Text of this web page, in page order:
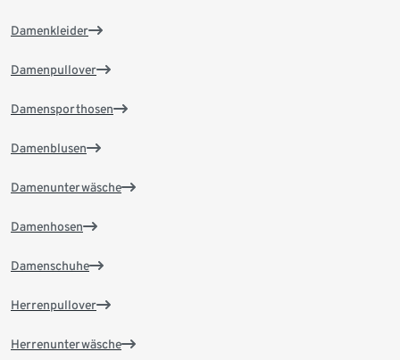
Damenkleider
Damenpullover
Damensporthosen
Damenblusen
Damenunterwäsche
Damenhosen
Damenschuhe
Herrenpullover
Herrenunterwäsche